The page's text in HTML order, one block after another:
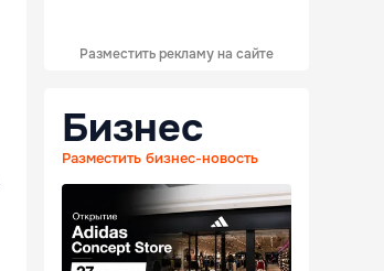
Разместить рекламу на сайте
Бизнес
Разместить бизнес-новость